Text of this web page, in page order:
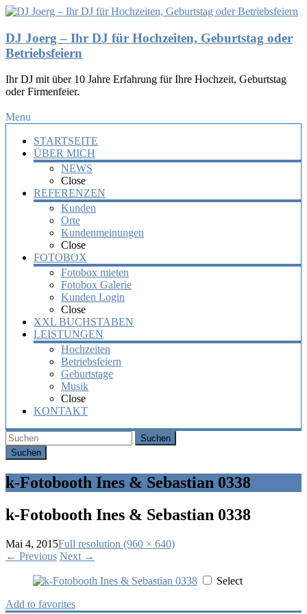
DJ Joerg – Ihr DJ für Hochzeiten, Geburtstag oder
Betriebsfeiern
Ihr DJ mit über 10 Jahre Erfahrung für Ihre Hochzeit, Geburtstag
oder Firmenfeier.
Menu
STARTSEITE
ÜBER MICH
NEWS
Close
REFERENZEN
Kunden
Orte
Kundenmeinungen
Close
FOTOBOX
Fotobox mieten
Fotobox Galerie
Kunden Login
Close
XXL BUCHSTABEN
LEISTUNGEN
Hochzeiten
Betriebsfeiern
Geburtstage
Musik
Close
KONTAKT
Suchen
k-Fotobooth Ines & Sebastian 0338
k-Fotobooth Ines & Sebastian 0338
Mai 4, 2015Full resolution (960 × 640)
← Previous Next →
Select
Add to favorites